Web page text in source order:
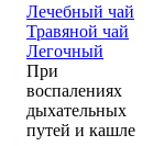
Лечебный чай
Травяной чай
Легочный
При
воспалениях
дыхательных
путей и кашле